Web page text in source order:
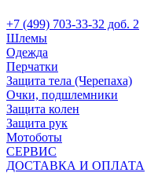
+7 (499) 703-33-32 доб. 2
Шлемы
Одежда
Перчатки
Защита тела (Черепаха)
Очки, подшлемники
Защита колен
Защита рук
Мотоботы
СЕРВИС
ДОСТАВКА И ОПЛАТА